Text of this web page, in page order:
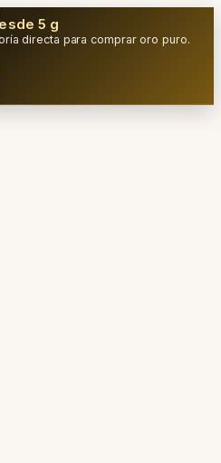
5 g
directa para comprar oro puro.